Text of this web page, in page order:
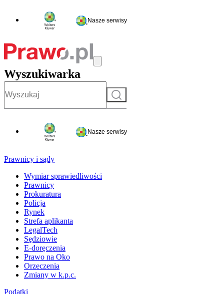
Nasze serwisy
Wyszukiwarka
Szukaj
Nasze serwisy
Prawnicy i sądy
Wymiar sprawiedliwości
Prawnicy
Prokuratura
Policja
Rynek
Strefa aplikanta
LegalTech
Sędziowie
E-doręczenia
Prawo na Oko
Orzeczenia
Zmiany w k.p.c.
Podatki